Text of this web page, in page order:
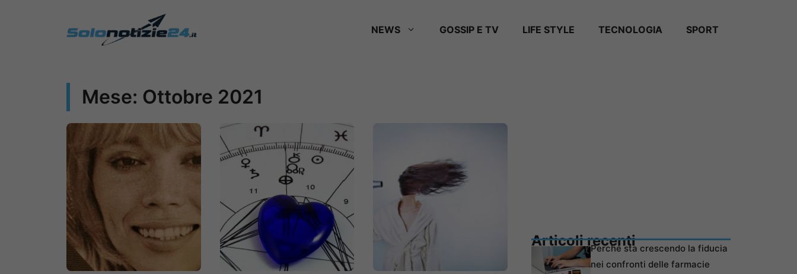
NEWS GOSSIP E TV LIFE STYLE TECNOLOGIA SPORT
Mese: Ottobre 2021
Articoli recentiPerché sta crescendo la fiducia
nei confronti delle farmacie